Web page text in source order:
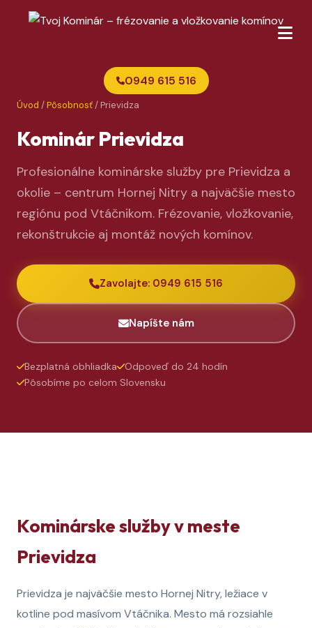
0949 615 516
Úvod /Pôsobnosť/ Prievidza
Kominár Prievidza
Profesionálne kominárske služby pre Prievidza a
okolie – centrum Hornej Nitry a najväčšie mesto
regiónu pod Vtáčnikom. Frézovanie, vložkovanie,
rekonštrukcie aj montáž nových komínov.
Zavolajte: 0949 615 516
Napíšte nám
Bezplatná obhliadka
Odpoveď do 24 hodín
Pôsobíme po celom Slovensku
Kominárske služby v meste
Prievidza
Prievidza je najväčšie mesto Hornej Nitry, ležiace v
kotline pod masívom Vtáčnika. Mesto má rozsiahle